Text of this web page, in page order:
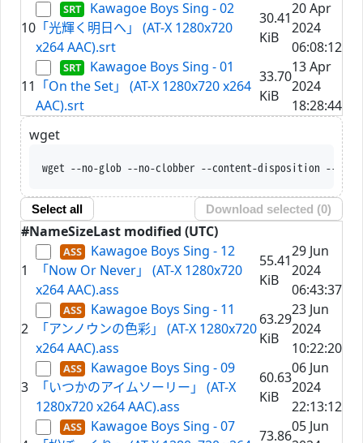
10
Kawagoe Boys Sing - 02
「光輝く明日へ」 (AT-X 1280x720
x264 AAC).srt
30.41
KiB
20 Apr
2024
06:08:12
11
Kawagoe Boys Sing - 01
「On the Set」 (AT-X 1280x720 x264
AAC).srt
33.70
KiB
13 Apr
2024
18:28:44
wget
wget --no-glob --no-clobber --content-disposition --trust-server-
Select all Download selected (0)
#NameSizeLast modified (UTC)
1
Kawagoe Boys Sing - 12
「Now Or Never」 (AT-X 1280x720
x264 AAC).ass
55.41
KiB
29 Jun
2024
06:43:37
2
Kawagoe Boys Sing - 11
「アンノウンの色彩」 (AT-X 1280x720
x264 AAC).ass
63.29
KiB
23 Jun
2024
10:22:20
3
Kawagoe Boys Sing - 09
「いつかのアイムソーリー」 (AT-X
1280x720 x264 AAC).ass
60.63
KiB
06 Jun
2024
22:13:12
Kawagoe Boys Sing - 07
73.86
05 Jun